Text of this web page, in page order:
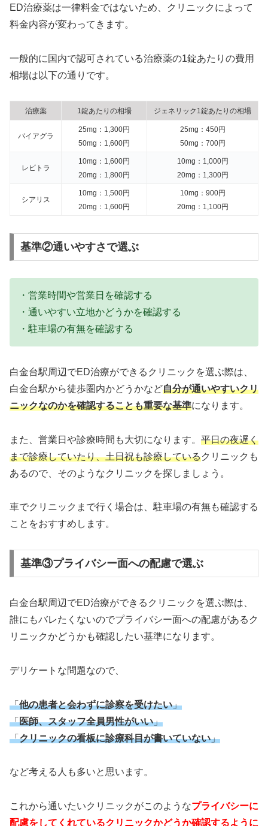
ED治療薬は一律料金ではないため、クリニックによって
料金内容が変わってきます。
一般的に国内で認可されている治療薬の1錠あたりの費用
相場は以下の通りです。
治療薬 1錠あたりの相場 ジェネリック1錠あたりの相場
バイアグラ
25mg：1,300円
50mg：1,600円
25mg：450円
50mg：700円
レビトラ
10mg：1,600円
20mg：1,800円
10mg：1,000円
20mg：1,300円
シアリス
10mg：1,500円
20mg：1,600円
10mg：900円
20mg：1,100円
基準②通いやすさで選ぶ
・営業時間や営業日を確認する
・通いやすい立地かどうかを確認する
・駐車場の有無を確認する
白金台駅周辺でED治療ができるクリニックを選ぶ際は、
白金台駅から徒歩圏内かどうかなど自分が通いやすいクリ
ニックなのかを確認することも重要な基準になります。
また、営業日や診療時間も大切になります。 平日の夜遅く
まで診療していたり、土日祝も診療しているクリニックも
あるので、そのようなクリニックを探しましょう。
車でクリニックまで行く場合は、駐車場の有無も確認する
ことをおすすめします。
基準③プライバシー面への配慮で選ぶ
白金台駅周辺でED治療ができるクリニックを選ぶ際は、
誰にもバレたくないのでプライバシー面への配慮があるク
リニックかどうかも確認したい基準になります。
デリケートな問題なので、
「他の患者と会わずに診察を受けたい」
「医師、スタッフ全員男性がいい」
「クリニックの看板に診療科目が書いていない」
など考える人も多いと思います。
これから通いたいクリニックがこのようなプライバシーに
配慮をしてくれているクリニックかどうか確認するように